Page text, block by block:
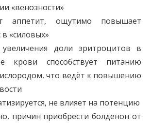
«венозности»
аппетит, ощутимо повышает
в «силовых»
доли эритроцитов в
крови способствует питанию
что ведёт к повышению
не влияет на потенцию
причин приобрести болденон от